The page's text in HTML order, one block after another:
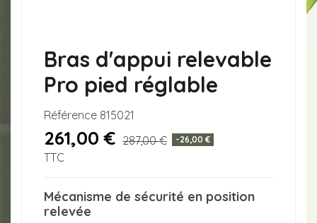
Bras d'appui relevable
Pro pied réglable
Référence 815021
261,00 € 287,00 € -26,00 €
TTC
Mécanisme de sécurité en position
relevée